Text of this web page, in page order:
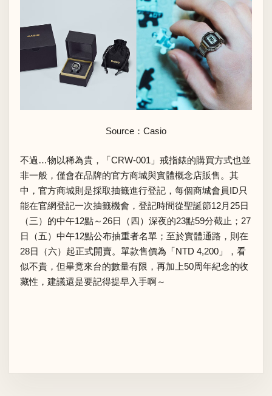
Source： Casio
不過…物以稀為貴，「CRW-001」戒指錶的購買方式也並
非一般，僅會在品牌的官方商城與實體概念店販售。其
中， 官方商城則是採取抽籤進行登記，每個商城會員ID只
能在官網登記一次抽籤機會，登記時間從聖誕節12月25日
（三）的中午12點～26日（四）深夜的23點59分截止；27
日（五）中午12點公布抽重者名單；至於實體通路，則在
28日（六）起正式開賣。單款售價為「NTD 4,200」，看
似不貴，但畢竟來台的數量有限，再加上50周年紀念的收
藏性，建議還是要記得提早入手啊～